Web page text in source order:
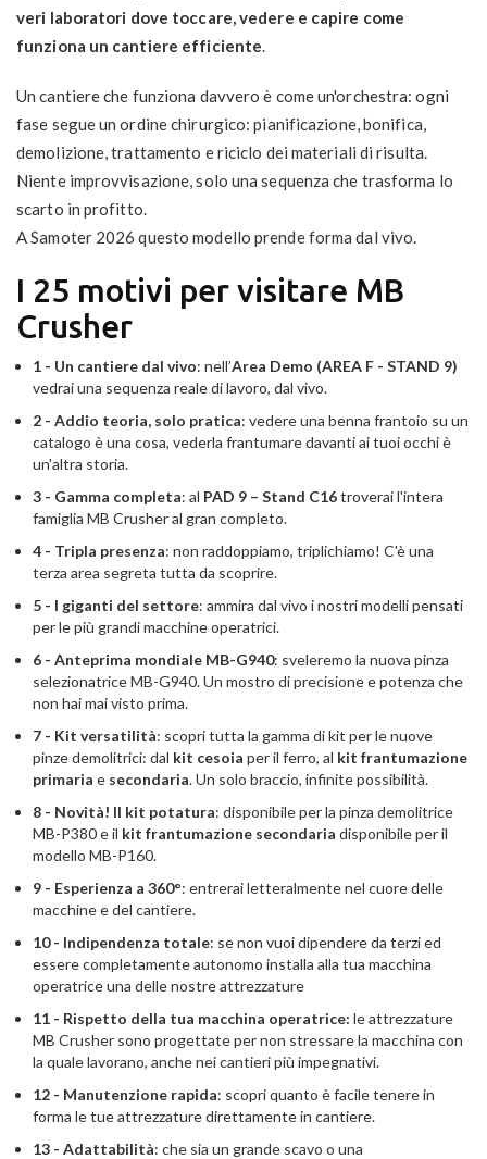
veri laboratori dove toccare, vedere e capire come
funziona un cantiere efficiente.
Un cantiere che funziona davvero è come un'orchestra: ogni
fase segue un ordine chirurgico: pianificazione, bonifica,
demolizione, trattamento e riciclo dei materiali di risulta.
Niente improvvisazione, solo una sequenza che trasforma lo
scarto in profitto.
A Samoter 2026 questo modello prende forma dal vivo.
I 25 motivi per visitare MB
Crusher
1 - Un cantiere dal vivo: nell’Area Demo (AREA F - STAND 9)
vedrai una sequenza reale di lavoro, dal vivo.
2 - Addio teoria, solo pratica: vedere una benna frantoio su un
catalogo è una cosa, vederla frantumare davanti ai tuoi occhi è
un'altra storia.
3 - Gamma completa: al PAD 9 – Stand C16troverai l'intera
famiglia MB Crusher al gran completo.
4 - Tripla presenza: non raddoppiamo, triplichiamo! C'è una
terza area segreta tutta da scoprire.
5 - I giganti del settore: ammira dal vivo i nostri modelli pensati
per le più grandi macchine operatrici.
6 - Anteprima mondiale MB-G940: sveleremo la nuova pinza
selezionatrice MB-G940. Un mostro di precisione e potenza che
non hai mai visto prima.
7 - Kit versatilità: scopri tutta la gamma di kit per le nuove
pinze demolitrici: dal kit cesoia per il ferro, al kit frantumazione
primaria e secondaria. Un solo braccio, infinite possibilità.
8 - Novità! Il kit potatura: disponibile per la pinza demolitrice
MB-P380 e il kit frantumazione secondaria disponibile per il
modello MB-P160.
9 - Esperienza a 360°: entrerai letteralmente nel cuore delle
macchine e del cantiere.
10 - Indipendenza totale: se non vuoi dipendere da terzi ed
essere completamente autonomo installa alla tua macchina
operatrice una delle nostre attrezzature
11 - Rispetto della tua macchina operatrice: le attrezzature
MB Crusher sono progettate per non stressare la macchina con
la quale lavorano, anche nei cantieri più impegnativi.
12 - Manutenzione rapida: scopri quanto è facile tenere in
forma le tue attrezzature direttamente in cantiere.
13 - Adattabilità: che sia un grande scavo o una